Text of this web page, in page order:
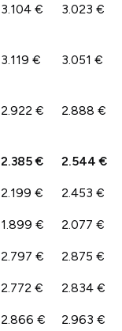
3.104 € 3.023 €
3.119 € 3.051 €
2.922 € 2.888 €
2.385 € 2.544 €
2.199 € 2.453 €
1.899 € 2.077 €
2.797 € 2.875 €
2.772 € 2.834 €
2.866 € 2.963 €